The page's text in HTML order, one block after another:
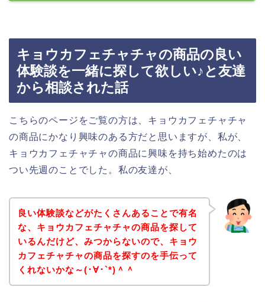
キョウカフェチャチャの商品の良い
体験談を一緒に探して欲しい♪と友達
から相談された話
こちらのページをご覧の方は、キョウカフェチャチャ
の商品にかなり興味のある方だと思いますが、私が、
キョウカフェチャチャの商品に興味を持ち始めたのは
つい先週のことでした。私の友達が、
良い体験談などがたくさんあることで有名
な、キョウカフェチャチャの商品を探して
いるんだけど、みつからないので、キョウ
カフェチャチャの商品を探すのを手伝って
くれないかな～(･∀･`*)＾＾